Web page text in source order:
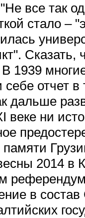
все так
стало –
Сказать,
1939
отчет
дальше
веке ни
2014 в
в